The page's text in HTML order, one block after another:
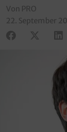
Von PRO
22. September